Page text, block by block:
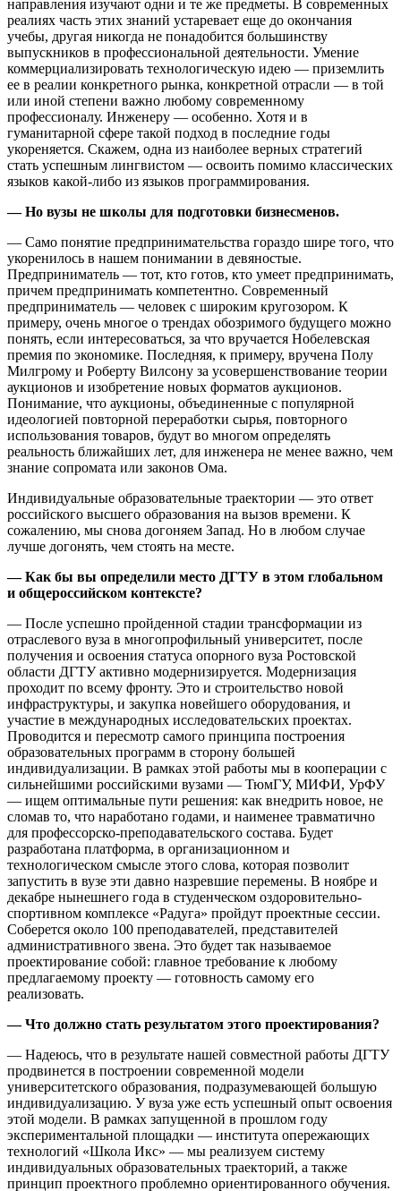
направления изучают одни и те же предметы. В современных
реалиях часть этих знаний устаревает еще до окончания
учебы, другая никогда не понадобится большинству
выпускников в профессиональной деятельности. Умение
коммерциализировать технологическую идею — приземлить
ее в реалии конкретного рынка, конкретной отрасли — в той
или иной степени важно любому современному
профессионалу. Инженеру — особенно. Хотя и в
гуманитарной сфере такой подход в последние годы
укореняется. Скажем, одна из наиболее верных стратегий
стать успешным лингвистом — освоить помимо классических
языков какой-либо из языков программирования.
— Но вузы не школы для подготовки бизнесменов.
— Само понятие предпринимательства гораздо шире того, что
укоренилось в нашем понимании в девяностые.
Предприниматель — тот, кто готов, кто умеет предпринимать,
причем предпринимать компетентно. Современный
предприниматель — человек с широким кругозором. К
примеру, очень многое о трендах обозримого будущего можно
понять, если интересоваться, за что вручается Нобелевская
премия по экономике. Последняя, к примеру, вручена Полу
Милгрому и Роберту Вилсону за усовершенствование теории
аукционов и изобретение новых форматов аукционов.
Понимание, что аукционы, объединенные с популярной
идеологией повторной переработки сырья, повторного
использования товаров, будут во многом определять
реальность ближайших лет, для инженера не менее важно, чем
знание сопромата или законов Ома.
Индивидуальные образовательные траектории — это ответ
российского высшего образования на вызов времени. К
сожалению, мы снова догоняем Запад. Но в любом случае
лучше догонять, чем стоять на месте.
— Как бы вы определили место ДГТУ в этом глобальном
и общероссийском контексте?
— После успешно пройденной стадии трансформации из
отраслевого вуза в многопрофильный университет, после
получения и освоения статуса опорного вуза Ростовской
области ДГТУ активно модернизируется. Модернизация
проходит по всему фронту. Это и строительство новой
инфраструктуры, и закупка новейшего оборудования, и
участие в международных исследовательских проектах.
Проводится и пересмотр самого принципа построения
образовательных программ в сторону большей
индивидуализации. В рамках этой работы мы в кооперации с
сильнейшими российскими вузами — ТюмГУ, МИФИ, УрФУ
— ищем оптимальные пути решения: как внедрить новое, не
сломав то, что наработано годами, и наименее травматично
для профессорско-преподавательского состава. Будет
разработана платформа, в организационном и
технологическом смысле этого слова, которая позволит
запустить в вузе эти давно назревшие перемены. В ноябре и
декабре нынешнего года в студенческом оздоровительно-
спортивном комплексе «Радуга» пройдут проектные сессии.
Соберется около 100 преподавателей, представителей
административного звена. Это будет так называемое
проектирование собой: главное требование к любому
предлагаемому проекту — готовность самому его
реализовать.
— Что должно стать результатом этого проектирования?
— Надеюсь, что в результате нашей совместной работы ДГТУ
продвинется в построении современной модели
университетского образования, подразумевающей большую
индивидуализацию. У вуза уже есть успешный опыт освоения
этой модели. В рамках запущенной в прошлом году
экспериментальной площадки — института опережающих
технологий «Школа Икс» — мы реализуем систему
индивидуальных образовательных траекторий, а также
принцип проектного проблемно ориентированного обучения.